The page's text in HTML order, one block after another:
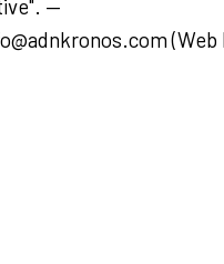
—
(Web